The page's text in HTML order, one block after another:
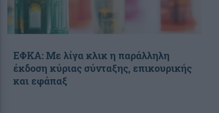
ΕΦΚΑ: Με λίγα κλικ η παράλληλη
έκδοση κύριας σύνταξης, επικουρικής
και εφάπαξ